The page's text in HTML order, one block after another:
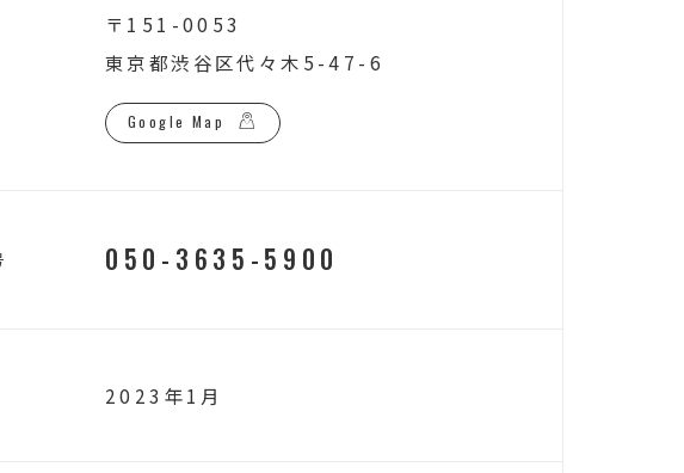
〒151-0053
東京都渋谷区代々木5-47-6
Google Map
050-3635-5900
2023年1月